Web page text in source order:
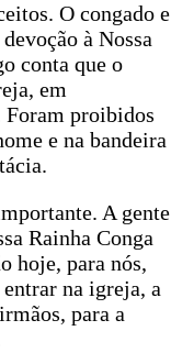
O congado e
à Nossa
conta que o
em
Foram proibidos
e na bandeira
A gente
Rainha Conga
hoje, para nós,
na igreja, a
para a